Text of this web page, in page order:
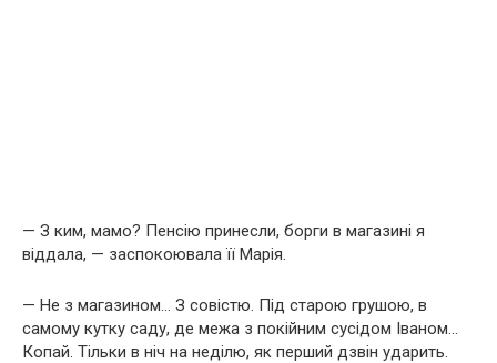
— З ким, мамо? Пенсію принесли, борги в магазині я
віддала, — заспокоювала її Марія.
— Не з магазином… З совістю. Під старою грушою, в
самому кутку саду, де межа з покійним сусідом Іваном…
Копай. Тільки в ніч на неділю, як перший дзвін ударить.